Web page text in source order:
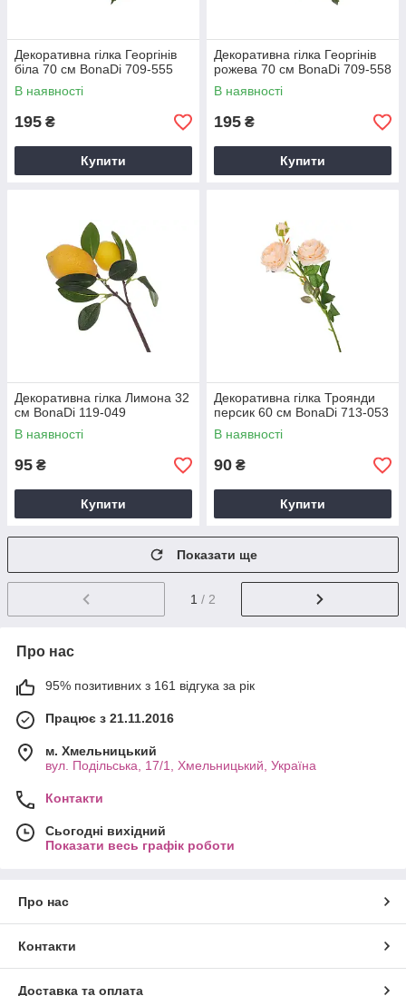
Декоративна гілка Георгінів
біла 70 см BonaDi 709-555
В наявності
195 ₴
Купити
Декоративна гілка Георгінів
рожева 70 см BonaDi 709-558
В наявності
195 ₴
Купити
Декоративна гілка Лимона 32
см BonaDi 119-049
В наявності
95 ₴
Купити
Декоративна гілка Троянди
персик 60 см BonaDi 713-053
В наявності
90 ₴
Купити
Показати ще
1 / 2
Про нас
95% позитивних з 161 відгука за рік
Працює з 21.11.2016
м. Хмельницький
вул. Подільська, 17/1, Хмельницький, Україна
Контакти
Сьогодні вихідний
Показати весь графік роботи
Про нас
Контакти
Доставка та оплата